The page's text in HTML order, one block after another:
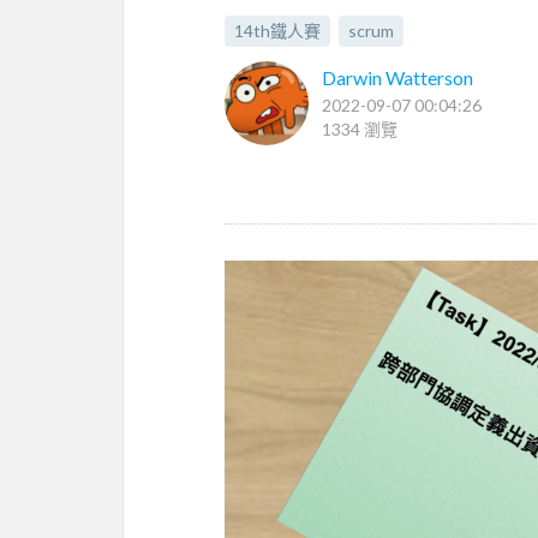
14th鐵人賽 scrum
Darwin Watterson
2022-09-07 00:04:26
1334 瀏覽